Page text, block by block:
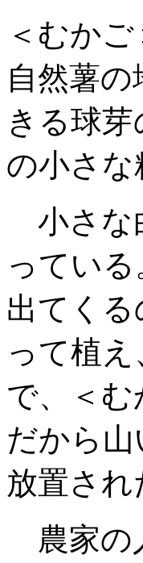
＜むか
自然薯の
きる球芽
の小さ
小さな
っている
出てく
って植
で、＜
だから
放置され
農家の